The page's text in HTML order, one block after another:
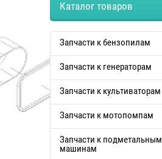
Каталог товаров
Запчасти к бензопилам
Запчасти к генераторам
Запчасти к культиваторам
Запчасти к мотопомпам
Запчасти к подметальным
машинам